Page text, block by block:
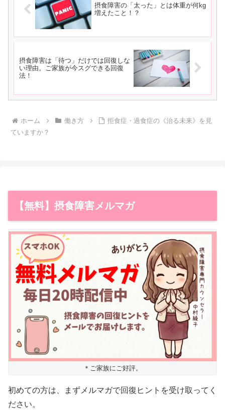
摂食障害の「太った」とは体重が何kg
増えたこと！？
摂食障害は「待つ」だけでは回復しな
い理由。ご家族が今スグできる回復
法！
ホーム 働き方
拒食症・過食症の《治る未来》を見
ていますか？
【無料】摂食障害メルマガ
＊ご家族にご好評。
初めての方は、まずメルマガで回復ヒントを受け取ってく
ださい。